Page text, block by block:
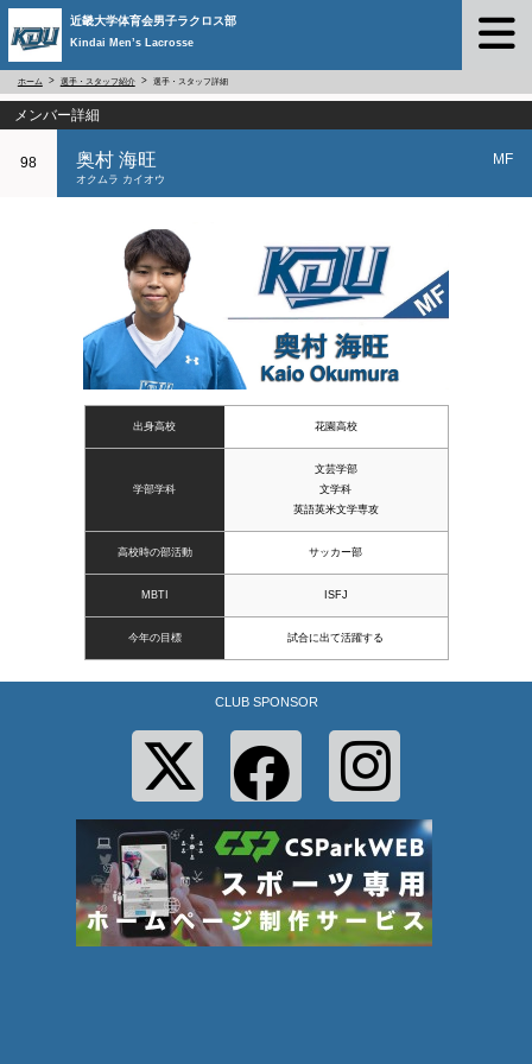
近畿大学体育会男子ラクロス部
Kindai Men’s Lacrosse
ホーム 選手・スタッフ紹介 選手・スタッフ詳細
メンバー詳細
98 奥村 海旺
オクムラ カイオウ
MF
出身高校 花園高校
学部学科
文芸学部
文学科
英語英米文学専攻
高校時の部活動 サッカー部
MBTI ISFJ
今年の目標 試合に出て活躍する
CLUB SPONSOR